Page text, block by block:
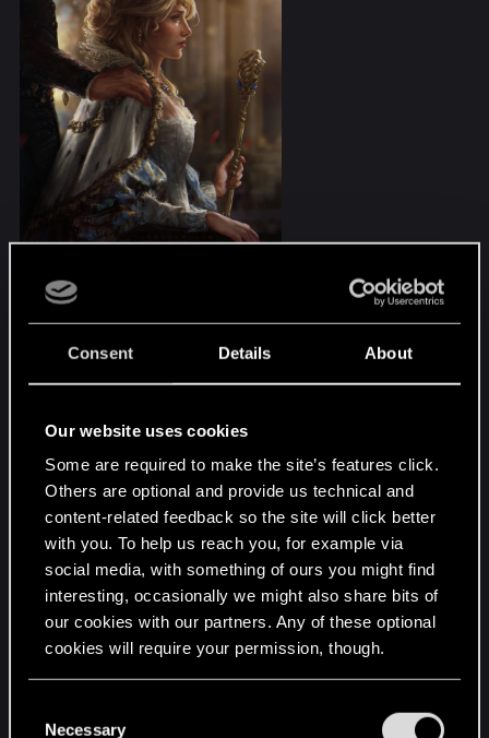
Consent Details About
Our website uses cookies
Some are required to make the site’s features click.
Others are optional and provide us technical and
content-related feedback so the site will click better
with you. To help us reach you, for example via
social media, with something of ours you might find
interesting, occasionally we might also share bits of
our cookies with our partners. Any of these optional
cookies will require your permission, though.
and tweak your preferences regarding them in the
Necessary
Лже-Цири
Кто будет главным персонажем в четвертой
части?:
Если рассматривать серию книг «Ведьмак» и
слова Анджея Сапковского можно вспомнить
его фразу: « Это история о беловолосом
ведьмаке и о Ребёнке-Неожиданности,
которого зовут Цири», то можно с уверенность
сказать, что главным персонажем, над
которым будет крутится весь сюжет станет
сама Цирилла Фиона Элен Рианнон. В третьей
части существует три концовки с Цири:1)
Ведьмачка. 2) Императрица. 3) Пропала без
Если развивать с ней сюжет, то третий